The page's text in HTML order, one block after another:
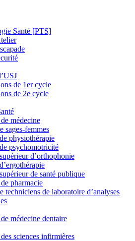
Santé [PTS]
de 1er cycle
de 2e cycle
médecine
sages-femmes
physiothérapie
psychomotricité
d’orthophonie
de santé publique
pharmacie
techniciens de laboratoire d’analyses
médecine dentaire
sciences infirmières